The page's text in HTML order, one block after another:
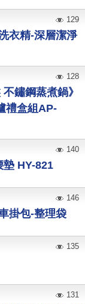
衣精-深層潔淨
129
鏽鋼蒸煮鍋》
禮盒組AP-
128
HY-821
140
掛包-整理袋
146
135
131